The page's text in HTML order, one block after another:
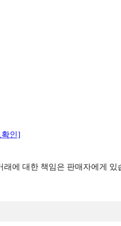
확인]
에 대한 책임은 판매자에게 있